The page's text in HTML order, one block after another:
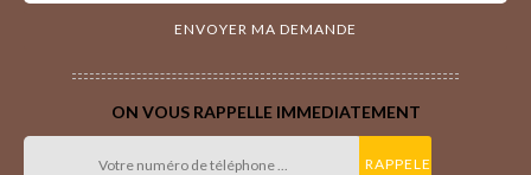
ON VOUS RAPPELLE IMMEDIATEMENT